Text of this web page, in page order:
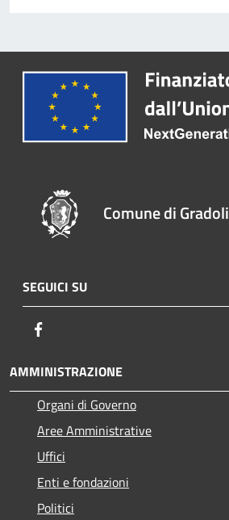
Comune di Gradoli
SEGUICI SU
AMMINISTRAZIONE
Organi di Governo
Aree Amministrative
Uffici
Enti e fondazioni
Politici